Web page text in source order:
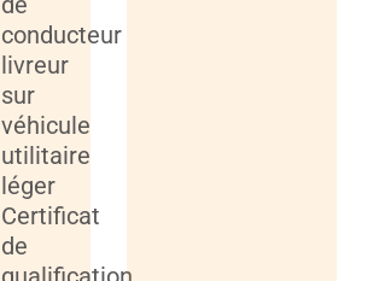
conducteur
livreur
sur
véhicule
utilitaire
léger
Certificat
de